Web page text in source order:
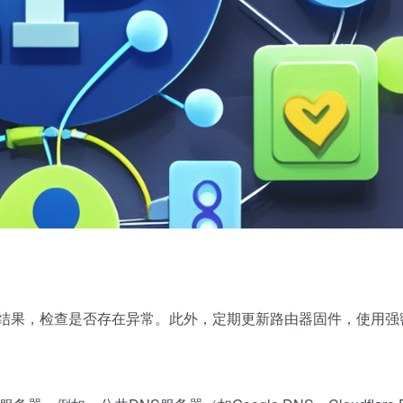
，检查是否存在异常。此外，定期更新路由器固件，使用